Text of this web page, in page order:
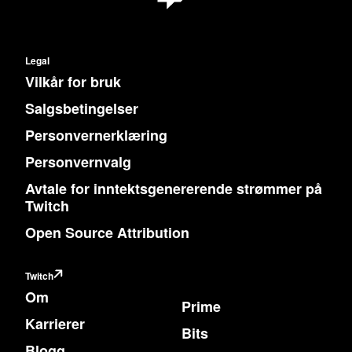
Legal
Vilkår for bruk
Salgsbetingelser
Personvernerklæring
Personvernvalg
Avtale for inntektsgenererende strømmer på
Twitch
Open Source Attribution
Twitch
Om
Karrierer
Prime
Bits